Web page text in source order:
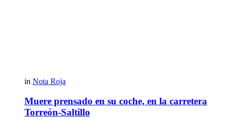
in Nota Roja
Muere prensado en su coche, en la carretera
Torreón-Saltillo